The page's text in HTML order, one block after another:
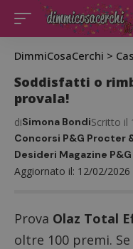
DimmiCosaCerchi >
Soddisfatti o
provala!
Aggiornato il: 12/02/2026
diSimona BondiScritto il
Concorsi P&G Procter
Desideri Magazine P&G
Prova Olaz Total
oltre 100 premi.